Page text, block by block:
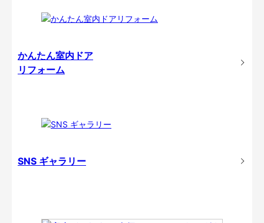
かんたん室内ドア
リフォーム
SNS ギャラリー